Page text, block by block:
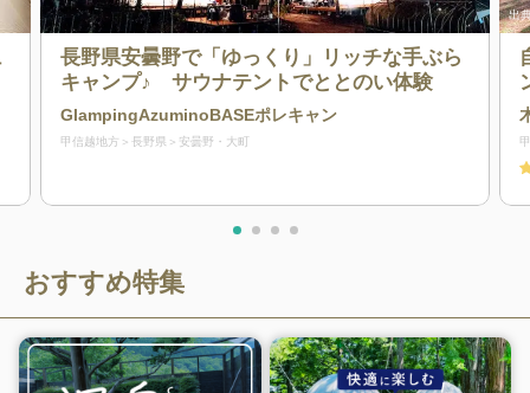
長野県安曇野で「ゆっくり」リッチな手ぶら
キャンプ♪ サウナテントでととのい体験
GlampingAzuminoBASEポレキャン
甲信越地方 長野県 安曇野・大町
出
おすすめ特集